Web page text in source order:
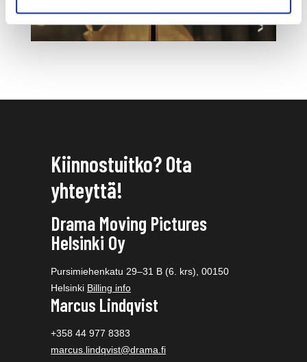
Kiinnostuitko? Ota
yhteyttä!
Drama Moving Pictures
Helsinki Oy
Pursimiehenkatu 29–31 B (6. krs), 00150
Helsinki Billing info
Marcus Lindqvist
+358 44 977 8383
marcus.lindqvist@drama.fi